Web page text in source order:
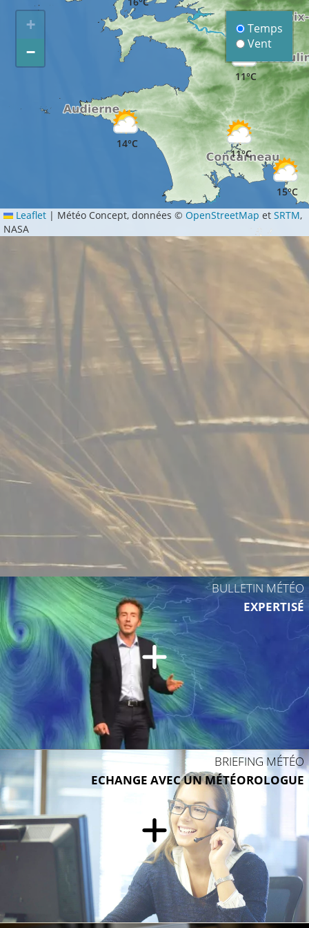
14°C
11°C
15°C
11°C
+
−
Temps
Vent
Leaflet | Météo Concept, données ©OpenStreetMap etSRTM,
NASA
BULLETIN MÉTÉO
EXPERTISÉ
BRIEFING MÉTÉO
ECHANGE AVEC UN MÉTÉOROLOGUE